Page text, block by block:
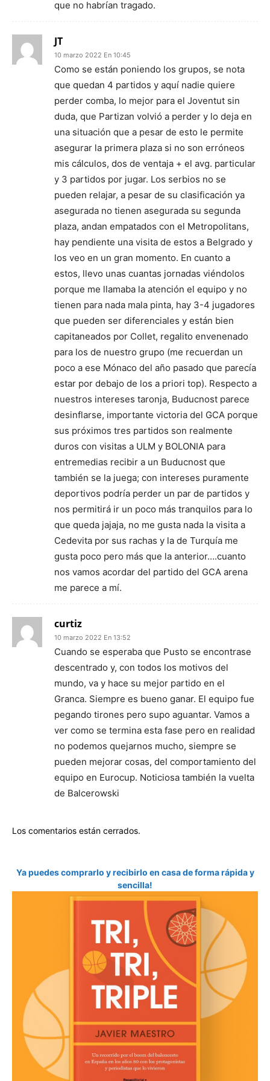
que no habrían tragado.
JT
10 marzo 2022 En 10:45
Como se están poniendo los grupos, se nota
que quedan 4 partidos y aquí nadie quiere
perder comba, lo mejor para el Joventut sin
duda, que Partizan volvió a perder y lo deja en
una situación que a pesar de esto le permite
asegurar la primera plaza si no son erróneos
mis cálculos, dos de ventaja + el avg. particular
y 3 partidos por jugar. Los serbios no se
pueden relajar, a pesar de su clasificación ya
asegurada no tienen asegurada su segunda
plaza, andan empatados con el Metropolitans,
hay pendiente una visita de estos a Belgrado y
los veo en un gran momento. En cuanto a
estos, llevo unas cuantas jornadas viéndolos
porque me llamaba la atención el equipo y no
tienen para nada mala pinta, hay 3-4 jugadores
que pueden ser diferenciales y están bien
capitaneados por Collet, regalito envenenado
para los de nuestro grupo (me recuerdan un
poco a ese Mónaco del año pasado que parecía
estar por debajo de los a priori top). Respecto a
nuestros intereses taronja, Buducnost parece
desinflarse, importante victoria del GCA porque
sus próximos tres partidos son realmente
duros con visitas a ULM y BOLONIA para
entremedias recibir a un Buducnost que
también se la juega; con intereses puramente
deportivos podría perder un par de partidos y
nos permitirá ir un poco más tranquilos para lo
que queda jajaja, no me gusta nada la visita a
Cedevita por sus rachas y la de Turquía me
gusta poco pero más que la anterior….cuanto
nos vamos acordar del partido del GCA arena
me parece a mí.
curtiz
10 marzo 2022 En 13:52
Cuando se esperaba que Pusto se encontrase
descentrado y, con todos los motivos del
mundo, va y hace su mejor partido en el
Granca. Siempre es bueno ganar. El equipo fue
pegando tirones pero supo aguantar. Vamos a
ver como se termina esta fase pero en realidad
no podemos quejarnos mucho, siempre se
pueden mejorar cosas, del comportamiento del
equipo en Eurocup. Noticiosa también la vuelta
de Balcerowski
Los comentarios están cerrados.
Ya puedes comprarlo y recibirlo en casa de forma rápida y
sencilla!